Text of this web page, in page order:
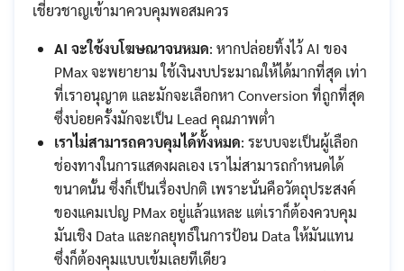
เชี่ยวชาญเข้ามาควบคุมพอสมควร
AI จะใช้งบโฆษณาจนหมด: หากปล่อยทิ้งไว้ AI ของ
PMax จะพยายาม ใช้เงินงบประมาณให้ได้มากที่สุด เท่า
ที่เราอนุญาต และมักจะเลือกหา Conversion ที่ถูกที่สุด
ซึ่งบ่อยครั้งมักจะเป็น Lead คุณภาพต่ำ
เราไม่สามารถควบคุมได้ทั้งหมด: ระบบจะเป็นผู้เลือก
ช่องทางในการแสดงผลเอง เราไม่สามารถกำหนดได้
ขนาดนั้น ซึ่งก็เป็นเรื่องปกติ เพราะนั่นคือวัตถุประสงค์
ของแคมเปญ PMax อยู่แล้วแหละ แต่เราก็ต้องควบคุม
มันเชิง Data และกลยุทธ์ในการป้อน Data ให้มันแทน
ซึ่งก็ต้องคุมแบบเข้มเลยทีเดียว